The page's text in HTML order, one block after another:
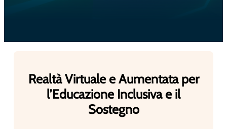
Realtà Virtuale e Aumentata per
l’Educazione Inclusiva e il
Sostegno